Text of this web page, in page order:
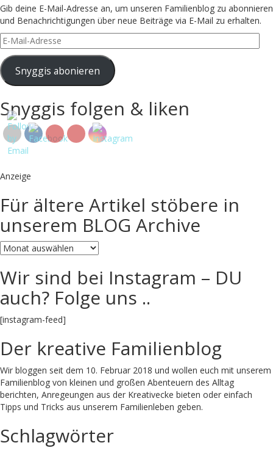
Gib deine E-Mail-Adresse an, um unseren Familienblog zu abonnieren
und Benachrichtigungen über neue Beiträge via E-Mail zu erhalten.
E-
Mail-
Adresse
Snyggis abonieren
Snyggis folgen & liken
Anzeige
Für ältere Artikel stöbere in
unserem BLOG Archive
Für
ältere
Artikel
stöbere
in
unserem
BLOG
Wir sind bei Instagram – DU
auch? Folge uns ..
[instagram-feed]
Der kreative Familienblog
Wir bloggen seit dem 10. Februar 2018 und wollen euch mit unserem
Familienblog von kleinen und großen Abenteuern des Alltag
berichten, Anregeungen aus der Kreativecke bieten oder einfach
Tipps und Tricks aus unserem Familienleben geben.
Schlagwörter